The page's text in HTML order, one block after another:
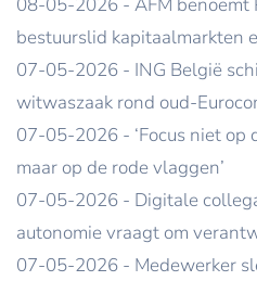
bestuurslid kapitaalmarkten
07-05-2026 - ING België
witwaszaak rond oud-
07-05-2026 - ‘Focus niet op
maar op de rode vlaggen’
07-05-2026 - Digitale
autonomie vraagt om
07-05-2026 - Medewerker